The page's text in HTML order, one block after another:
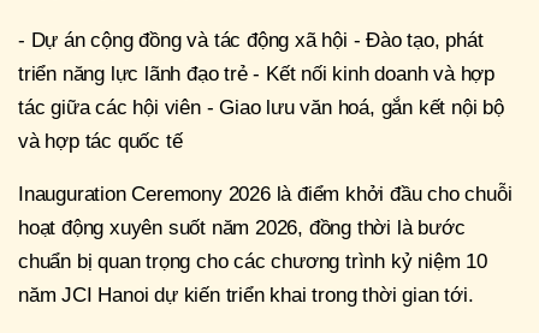
- Dự án cộng đồng và tác động xã hội - Đào tạo, phát
triển năng lực lãnh đạo trẻ - Kết nối kinh doanh và hợp
tác giữa các hội viên - Giao lưu văn hoá, gắn kết nội bộ
và hợp tác quốc tế
Inauguration Ceremony 2026 là điểm khởi đầu cho chuỗi
hoạt động xuyên suốt năm 2026, đồng thời là bước
chuẩn bị quan trọng cho các chương trình kỷ niệm 10
năm JCI Hanoi dự kiến triển khai trong thời gian tới.